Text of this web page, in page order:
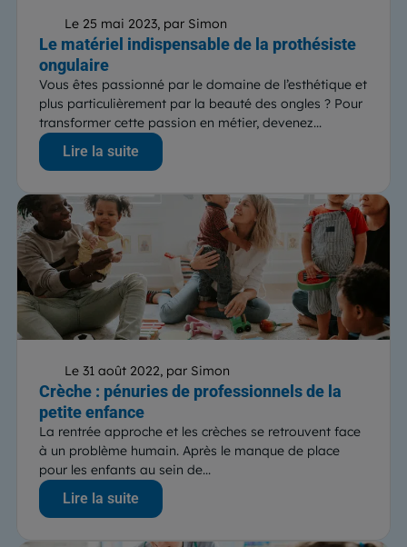
Le 25 mai 2023, par Simon
Le matériel indispensable de la prothésiste
ongulaire
Vous êtes passionné par le domaine de l’esthétique et
plus particulièrement par la beauté des ongles ? Pour
transformer cette passion en métier, devenez...
Lire la suite
Le 31 août 2022, par Simon
Crèche : pénuries de professionnels de la
petite enfance
La rentrée approche et les crèches se retrouvent face
à un problème humain. Après le manque de place
pour les enfants au sein de...
Lire la suite